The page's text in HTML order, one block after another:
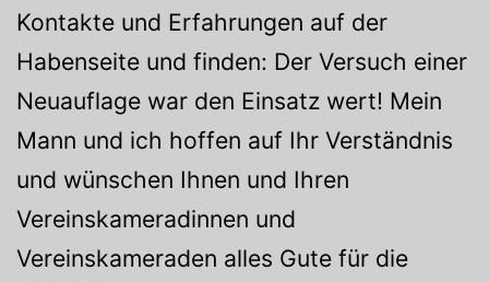
Kontakte und Erfahrungen auf der
Habenseite und finden: Der Versuch einer
Neuauflage war den Einsatz wert! Mein
Mann und ich hoffen auf Ihr Verständnis
und wünschen Ihnen und Ihren
Vereinskameradinnen und
Vereinskameraden alles Gute für die